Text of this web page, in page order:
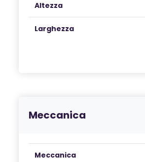
Altezza
Larghezza
Meccanica
Meccanica